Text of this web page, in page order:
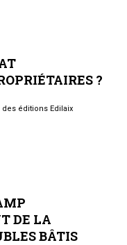
?
éditions Edilaix
DE LA
BÂTIS